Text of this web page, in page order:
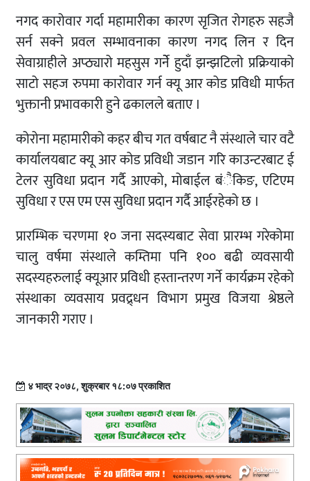
नगद कारोवार गर्दा महामारीका कारण सृजित रोगहरु सहजै
सर्न सक्ने प्रवल सम्भावनाका कारण नगद लिन र दिन
सेवाग्राहीले अप्ठ्यारो महसुस गर्नेे हुदाँ झन्झटिलो प्रक्रियाको
साटो सहज रुपमा कारोवार गर्न क्यू आर कोड प्रविधी मार्फत
भुक्तानी प्रभावकारी हुने ढकालले बताए ।
कोरोना महामारीको कहर बीच गत वर्षबाट नै संस्थाले चार वटै
कार्यालयबाट क्यू आर कोड प्रविधी जडान गरि काउन्टरबाट ई
टेलर सुविधा प्रदान गर्दै आएको, मोबाईल बंैकिङ, एटिएम
सुविधा र एस एम एस सुविधा प्रदान गर्दै आईरहेको छ ।
प्रारम्भिक चरणमा १० जना सदस्यबाट सेवा प्रारम्भ गरेकोमा
चालु वर्षमा संस्थाले कम्तिमा पनि १०० बढी व्यवसायी
सदस्यहरुलाई क्यूआर प्रविधी हस्तान्तरण गर्ने कार्यक्रम रहेको
संस्थाका व्यवसाय प्रवद्र्धन विभाग प्रमुख विजया श्रेष्ठले
जानकारी गराए ।
४ भाद्र २०७८, शुक्रबार १८:०७ प्रकाशित